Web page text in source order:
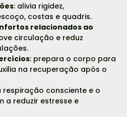
: alivia rigidez,
costas e quadris.
relacionados ao
circulação e reduz
: prepara o corpo para
na recuperação após o
respiração consciente e o
a reduzir estresse e